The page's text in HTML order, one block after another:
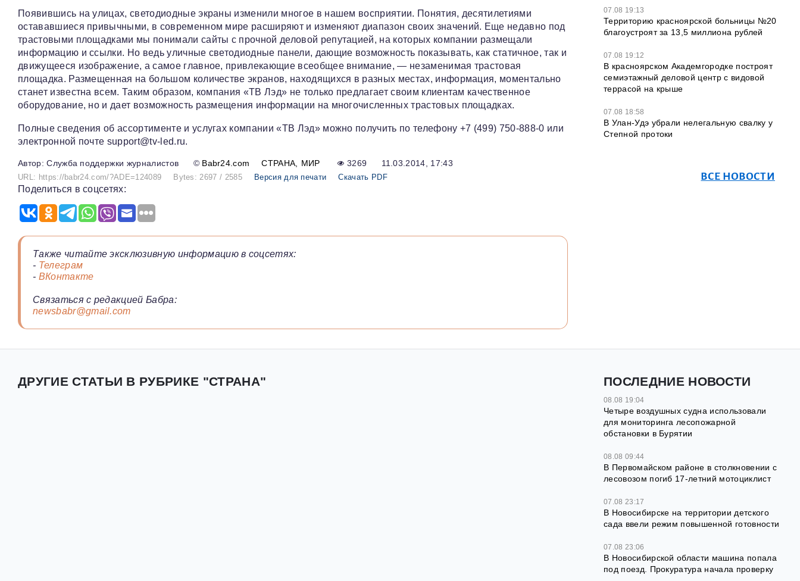
Появившись на улицах, светодиодные экраны изменили многое в нашем восприятии. Понятия, десятилетиями
остававшиеся привычными, в современном мире расширяют и изменяют диапазон своих значений. Еще недавно под
трастовыми площадками мы понимали сайты с прочной деловой репутацией, на которых компании размещали
информацию и ссылки. Но ведь уличные светодиодные панели, дающие возможность показывать, как статичное, так и
движущееся изображение, а самое главное, привлекающие всеобщее внимание, — незаменимая трастовая
площадка. Размещенная на большом количестве экранов, находящихся в разных местах, информация, моментально
станет известна всем. Таким образом, компания «ТВ Лэд» не только предлагает своим клиентам качественное
оборудование, но и дает возможность размещения информации на многочисленных трастовых площадках.
Полные сведения об ассортименте и услугах компании «ТВ Лэд» можно получить по телефону +7 (499) 750-888-0 или
электронной почте support@tv-led.ru.
Служба поддержки журналистов © Babr24.com СТРАНА МИР 3269 11.03.2014, 17:43
URL: https://babr24.com/?ADE=124089 Bytes: 2697 / 2585 Версия для печати Скачать PDF
Поделиться в соцсетях:
Также читайте эксклюзивную информацию в соцсетях:
- Телеграм
- ВКонтакте
Связаться с редакцией Бабра:
newsbabr@gmail.com
07.08 19:13
Территорию красноярской больницы №20
благоустроят за 13,5 миллиона рублей
07.08 19:12
В красноярском Академгородке построят
семиэтажный деловой центр с видовой
террасой на крыше
07.08 18:58
В Улан-Удэ убрали нелегальную свалку у
Степной протоки
ВСЕ НОВОСТИ
ДРУГИЕ СТАТЬИ В РУБРИКЕ "СТРАНА" ПОСЛЕДНИЕ НОВОСТИ
08.08 19:04
Четыре воздушных судна использовали
для мониторинга лесопожарной
обстановки в Бурятии
08.08 09:44
В Первомайском районе в столкновении с
лесовозом погиб 17-летний мотоциклист
07.08 23:17
В Новосибирске на территории детского
сада ввели режим повышенной готовности
07.08 23:06
В Новосибирской области машина попала
под поезд. Прокуратура начала проверку